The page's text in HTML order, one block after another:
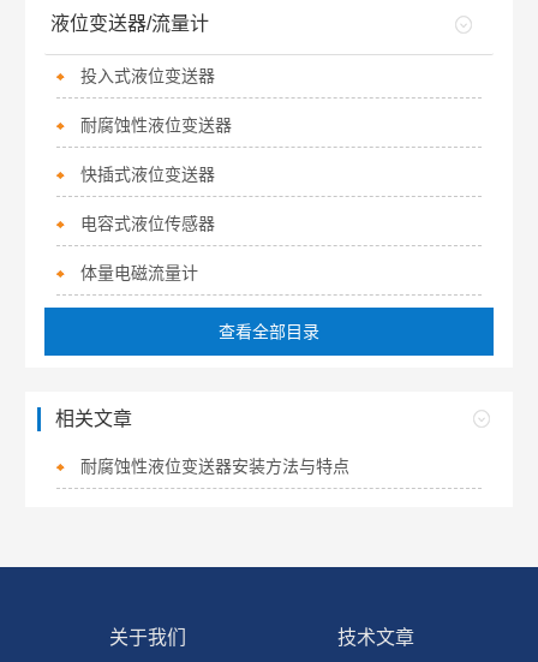
液位变送器/流量计
投入式液位变送器
耐腐蚀性液位变送器
快插式液位变送器
电容式液位传感器
体量电磁流量计
查看全部目录
相关文章
耐腐蚀性液位变送器安装方法与特点
关于我们 技术文章